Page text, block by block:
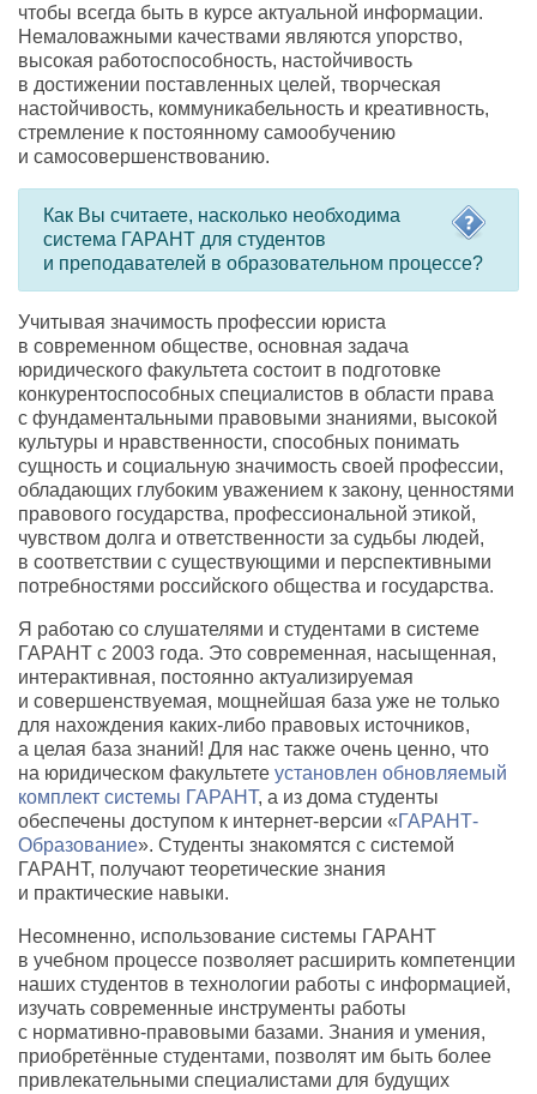
чтобы всегда быть в курсе актуальной информации.
Немаловажными качествами являются упорство,
высокая работоспособность, настойчивость
в достижении поставленных целей, творческая
настойчивость, коммуникабельность и креативность,
стремление к постоянному самообучению
и самосовершенствованию.
Как Вы считаете, насколько необходима
система ГАРАНТ для студентов
и преподавателей в образовательном процессе?
Учитывая значимость профессии юриста
в современном обществе, основная задача
юридического факультета состоит в подготовке
конкурентоспособных специалистов в области права
с фундаментальными правовыми знаниями, высокой
культуры и нравственности, способных понимать
сущность и социальную значимость своей профессии,
обладающих глубоким уважением к закону, ценностями
правового государства, профессиональной этикой,
чувством долга и ответственности за судьбы людей,
в соответствии с существующими и перспективными
потребностями российского общества и государства.
Я работаю со слушателями и студентами в системе
ГАРАНТ с 2003 года. Это современная, насыщенная,
интерактивная, постоянно актуализируемая
и совершенствуемая, мощнейшая база уже не только
для нахождения каких-либо правовых источников,
а целая база знаний! Для нас также очень ценно, что
на юридическом факультете установлен обновляемый
комплект системы ГАРАНТ, а из дома студенты
обеспечены доступом к интернет-версии «ГАРАНТ-
Образование». Студенты знакомятся с системой
ГАРАНТ, получают теоретические знания
и практические навыки.
Несомненно, использование системы ГАРАНТ
в учебном процессе позволяет расширить компетенции
наших студентов в технологии работы с информацией,
изучать современные инструменты работы
с нормативно-правовыми базами. Знания и умения,
приобретённые студентами, позволят им быть более
привлекательными специалистами для будущих